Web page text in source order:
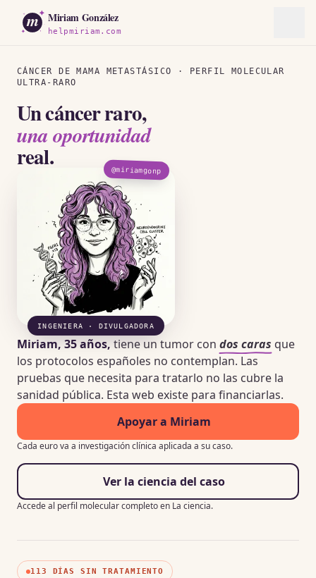
m Miriam González
helpmiriam.com
CÁNCER DE MAMA METASTÁSICO · PERFIL MOLECULAR
ULTRA-RARO
Un cáncer raro,
una oportunidad
real. @miriamgonp
INGENIERA · DIVULGADORA
Miriam, 35 años, tiene un tumor con dos caras que
los protocolos españoles no contemplan. Las
pruebas que necesita para tratarlo no las cubre la
sanidad pública. Esta web existe para financiarlas.
Apoyar a Miriam
Cada euro va a investigación clínica aplicada a su caso.
Ver la ciencia del caso
Accede al perfil molecular completo en La ciencia.
113
DÍAS SIN TRATAMIENTO